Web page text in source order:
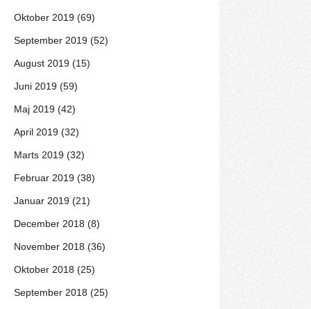
Oktober 2019 (69)
September 2019 (52)
August 2019 (15)
Juni 2019 (59)
Maj 2019 (42)
April 2019 (32)
Marts 2019 (32)
Februar 2019 (38)
Januar 2019 (21)
December 2018 (8)
November 2018 (36)
Oktober 2018 (25)
September 2018 (25)